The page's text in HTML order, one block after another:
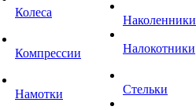
Колеса
Компрессии
Намотки
Наколенники
Налокотники
Стельки